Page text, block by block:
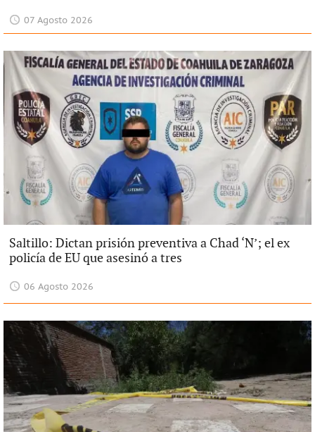
07 Agosto 2026
Saltillo: Dictan prisión preventiva a Chad ‘N’; el ex
policía de EU que asesinó a tres
06 Agosto 2026